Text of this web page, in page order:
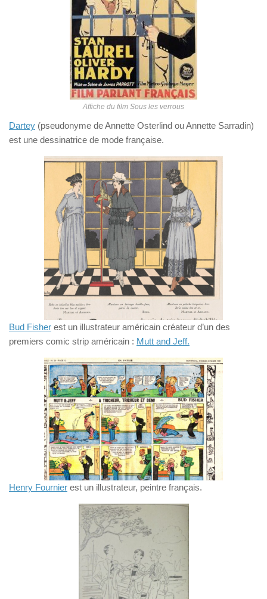
Affiche du film Sous les verrous
Dartey (pseudonyme de Annette Osterlind ou Annette Sarradin)
est une dessinatrice de mode française.
Bud Fisher est un illustrateur américain créateur d’un des
premiers comic strip américain : Mutt and Jeff.
Henry Fournier est un illustrateur, peintre français.